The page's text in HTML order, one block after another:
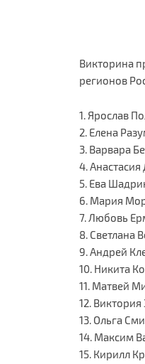
Викторина
регионов
1. Ярослав
2. Елена
3. Варвара
4.
5. Ева
6. Мария
7. Любовь
8. Светлана
9. Андрей
10. Никита
11. Матвей
12. Виктория
13. Ольга
14. Максим
15. Кирилл